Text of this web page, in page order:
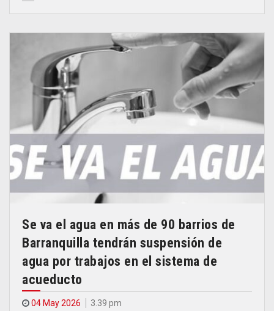
Se va el agua en más de 90 barrios de
Barranquilla tendrán suspensión de
agua por trabajos en el sistema de
acueducto
04 May 2026 3.39 pm